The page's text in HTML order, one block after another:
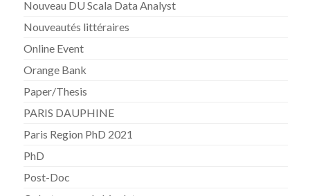
Nouveau DU Scala Data Analyst
Nouveautés littéraires
Online Event
Orange Bank
Paper/Thesis
PARIS DAUPHINE
Paris Region PhD 2021
PhD
Post-Doc